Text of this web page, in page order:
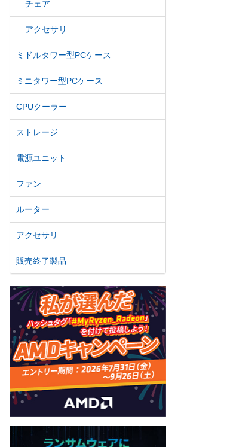
チェア
アクセサリ
ミドルタワー型PCケース
ミニタワー型PCケース
CPUクーラー
ストレージ
電源ユニット
ファン
ルーター
アクセサリ
販売終了製品